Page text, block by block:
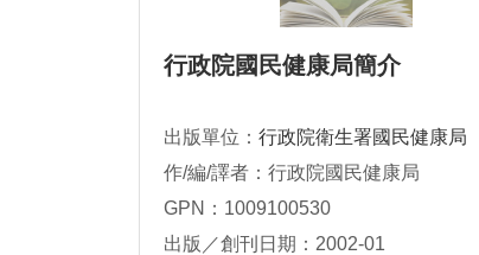
行政院國民健康局簡介
出版單位： 行政院衛生署國民健康局
作/編/譯者：行政院國民健康局
GPN：1009100530
出版／創刊日期：2002-01